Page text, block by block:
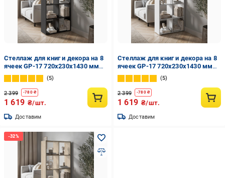
Стеллаж для книг и декора на 8
ячеек GP-17 720х230х1430 мм
Антрацит
5
2 399 -780₴
1 619 ₴/шт.
Доставим
Стеллаж для книг и декора на 8
ячеек GP-17 720х230х1430 мм
Белый
5
2 399 -780₴
1 619 ₴/шт.
Доставим